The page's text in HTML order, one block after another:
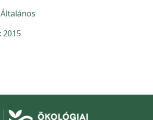
Általános
2015